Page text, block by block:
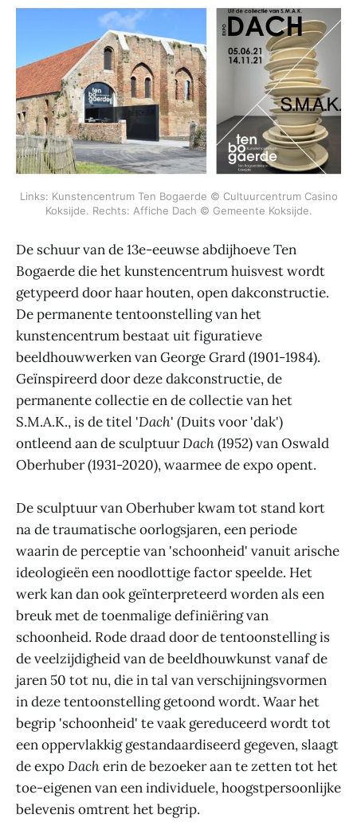
Links: Kunstencentrum Ten Bogaerde © Cultuurcentrum Casino
Koksijde. Rechts: Affiche Dach © Gemeente Koksijde.
De schuur van de 13e-eeuwse abdijhoeve Ten
Bogaerde die het kunstencentrum huisvest wordt
getypeerd door haar houten, open dakconstructie.
De permanente tentoonstelling van het
kunstencentrum bestaat uit figuratieve
beeldhouwwerken van George Grard (1901-1984).
Geïnspireerd door deze dakconstructie, de
permanente collectie en de collectie van het
S.M.A.K., is de titel 'Dach' (Duits voor 'dak')
ontleend aan de sculptuurDach(1952) van Oswald
Oberhuber (1931-2020), waarmee de expo opent.
De sculptuur van Oberhuber kwam tot stand kort
na de traumatische oorlogsjaren, een periode
waarin de perceptie van 'schoonheid' vanuit arische
ideologieën een noodlottige factor speelde. Het
werk kan dan ook geïnterpreteerd worden als een
breuk met de toenmalige definiëring van
schoonheid. Rode draad door de tentoonstelling is
de veelzijdigheid van de beeldhouwkunst vanaf de
jaren 50 tot nu, die in tal van verschijningsvormen
in deze tentoonstelling getoond wordt. Waar het
begrip 'schoonheid' te vaak gereduceerd wordt tot
een oppervlakkig gestandaardiseerd gegeven, slaagt
de expoDacherin de bezoeker aan te zetten tot het
toe-eigenen van een individuele, hoogstpersoonlijke
belevenis omtrent het begrip.